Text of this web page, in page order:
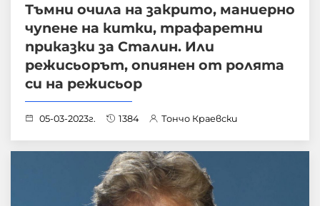
Тъмни очила на закрито, маниерно
чупене на китки, трафаретни
приказки за Сталин. Или
режисьорът, опиянен от ролята
си на режисьор
05-03-2023г. 1384 Тончо Краевски